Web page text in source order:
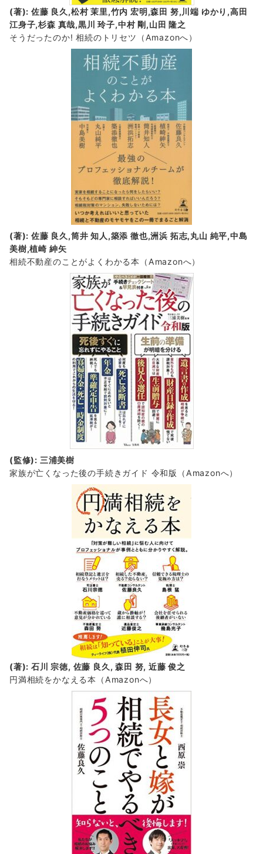
(著): 佐藤 良久,松村 茉里,竹内 宏明,森田 努,川端 ゆかり,高田
江身子,杉森 真哉,黒川 玲子,中村 剛,山田 隆之
そうだったのか! 相続のトリセツ
（Amazonへ）
(著): 佐藤 良久,筒井 知人,築添 徹也,洲浜 拓志,丸山 純平,中島
美樹,植崎 紳矢
相続不動産のことがよくわかる本（Amazonへ）
(監修): 三浦美樹
家族が亡くなった後の手続きガイド 令和版（Amazonへ）
(著): 石川 宗徳, 佐藤 良久, 森田 努, 近藤 俊之
円満相続をかなえる本（Amazonへ）